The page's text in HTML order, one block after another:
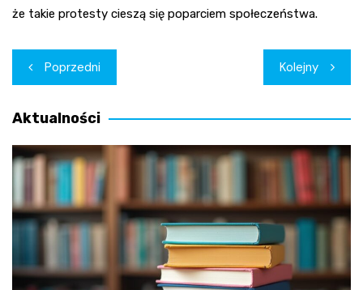
że takie protesty cieszą się poparciem społeczeństwa.
Nawigacja
wpisu
Poprzedni Kolejny
Aktualności